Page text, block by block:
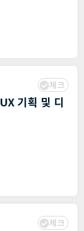
체크
기획 및 디
체크